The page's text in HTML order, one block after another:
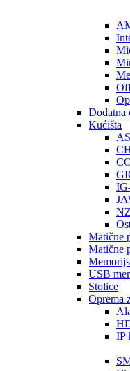
Dodatna
Kućišta
Matične
Matične
USB
Stolice
Oprema
IP